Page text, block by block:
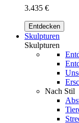
3.435 €
Entdecken
Skulpturen
Skulpturen
Nach Stil